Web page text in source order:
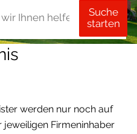
Suche
starten
werden nur noch auf
Firmeninhaber